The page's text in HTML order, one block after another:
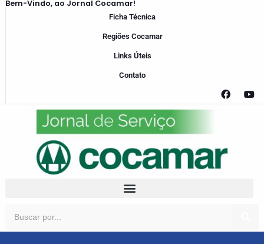
Bem-Vindo, ao Jornal Cocamar!
Ficha Técnica
Regiões Cocamar
Links Úteis
Contato